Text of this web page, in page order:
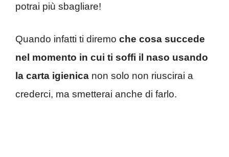
potrai più sbagliare!
Quando infatti ti diremo che cosa succede
nel momento in cui ti soffi il naso usando
la carta igienica non solo non riuscirai a
crederci, ma smetterai anche di farlo.